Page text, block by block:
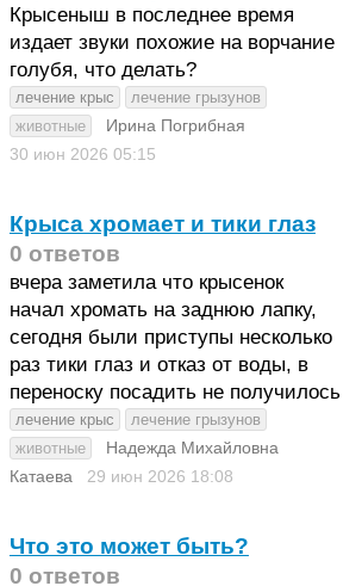
Крысеныш в последнее время
издает звуки похожие на ворчание
голубя, что делать?
лечение крыс
лечение грызунов
животные
Ирина Погрибная
30 июн 2026 05:15
Крыса хромает и тики глаз
0 ответов
вчера заметила что крысенок
начал хромать на заднюю лапку,
сегодня были приступы несколько
раз тики глаз и отказ от воды, в
переноску посадить не получилось
лечение крыс
лечение грызунов
животные
Надежда Михайловна
Катаева
29 июн 2026 18:08
Что это может быть?
0 ответов